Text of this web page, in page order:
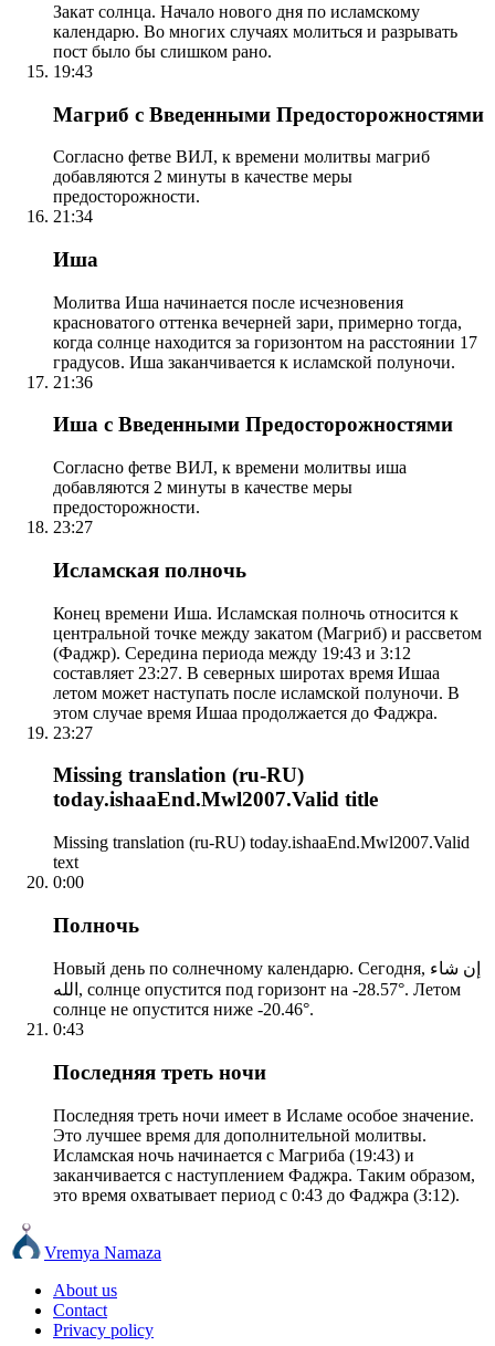
Закат солнца. Начало нового дня по исламскому
календарю. Во многих случаях молиться и разрывать
пост было бы слишком рано.
19:43
Магриб с Введенными Предосторожностями
Согласно фетве ВИЛ, к времени молитвы магриб
добавляются 2 минуты в качестве меры
предосторожности.
21:34
Иша
Молитва Иша начинается после исчезновения
красноватого оттенка вечерней зари, примерно тогда,
когда солнце находится за горизонтом на расстоянии 17
градусов. Иша заканчивается к исламской полуночи.
21:36
Иша с Введенными Предосторожностями
Согласно фетве ВИЛ, к времени молитвы иша
добавляются 2 минуты в качестве меры
предосторожности.
23:27
Исламская полночь
Конец времени Иша. Исламская полночь относится к
центральной точке между закатом (Магриб) и рассветом
(Фаджр). Середина периода между 19:43 и 3:12
составляет 23:27. В северных широтах время Ишаа
летом может наступать после исламской полуночи. В
этом случае время Ишаа продолжается до Фаджра.
23:27
Missing translation (ru-RU)
today.ishaaEnd.Mwl2007.Valid title
Missing translation (ru-RU) today.ishaaEnd.Mwl2007.Valid
text
0:00
Полночь
Новый день по солнечному календарю. Сегодня, إن شاء
الله, солнце опустится под горизонт на -28.57°. Летом
солнце не опустится ниже -20.46°.
0:43
Последняя треть ночи
Последняя треть ночи имеет в Исламе особое значение.
Это лучшее время для дополнительной молитвы.
Исламская ночь начинается с Магриба (19:43) и
заканчивается с наступлением Фаджра. Таким образом,
это время охватывает период с 0:43 до Фаджра (3:12).
Vremya Namaza
About us
Contact
Privacy policy